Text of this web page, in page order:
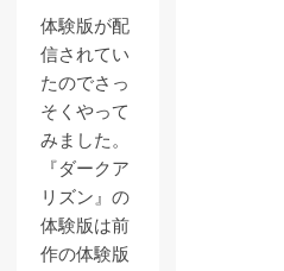
体験版が配
信されてい
たのでさっ
そくやって
みました。
『ダークア
リズン』の
体験版は前
作の体験版